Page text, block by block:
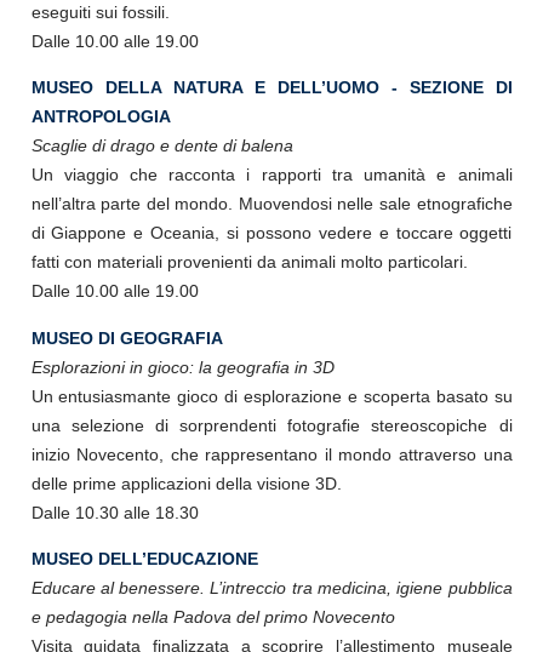
eseguiti sui fossili.
Dalle 10.00 alle 19.00
MUSEO DELLA NATURA E DELL’UOMO - SEZIONE DI
ANTROPOLOGIA
Scaglie di drago e dente di balena
Un viaggio che racconta i rapporti tra umanità e animali
nell’altra parte del mondo. Muovendosi nelle sale etnografiche
di Giappone e Oceania, si possono vedere e toccare oggetti
fatti con materiali provenienti da animali molto particolari.
Dalle 10.00 alle 19.00
MUSEO DI GEOGRAFIA
Esplorazioni in gioco: la geografia in 3D
Un entusiasmante gioco di esplorazione e scoperta basato su
una selezione di sorprendenti fotografie stereoscopiche di
inizio Novecento, che rappresentano il mondo attraverso una
delle prime applicazioni della visione 3D.
Dalle 10.30 alle 18.30
MUSEO DELL’EDUCAZIONE
Educare al benessere. L’intreccio tra medicina, igiene pubblica
e pedagogia nella Padova del primo Novecento
Visita guidata finalizzata a scoprire l’allestimento museale